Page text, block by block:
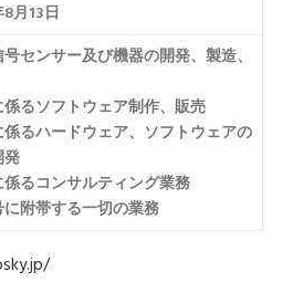
月13日
センサー及び機器の開発、製造、
るソフトウェア制作、販売
るハードウェア、ソフトウェアの
発
るコンサルティング業務
附帯する一切の業務